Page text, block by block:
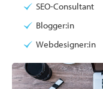
SEO-Consultant
Blogger:in
Webdesigner:in